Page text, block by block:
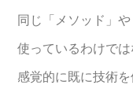
同じ「メソッド」
使っているわけで
感覚的に既に技術を